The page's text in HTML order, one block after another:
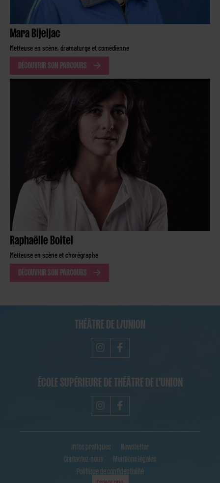
Mara Bijeljac
Metteuse en scène, dramaturge et comédienne
DÉCOUVRIR SON PARCOURS
Raphaëlle Boitel
Metteuse en scène et chorégraphe
DÉCOUVRIR SON PARCOURS
THÉÂTRE DE L/UNION
ÉCOLE SUPÉRIEURE DE THÉÂTRE DE L'UNION
Infos pratiques
Newsletter
Contactez-nous
Mentions légales
Politique de confidentialité